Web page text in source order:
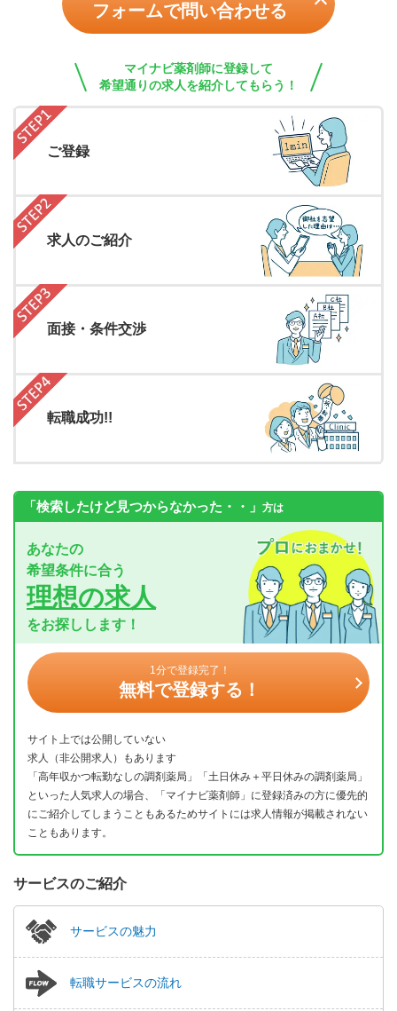
フォームで問い合わせる
マイナビ薬剤師に登録して
希望通りの求人を紹介してもらう！
ご登録
求人のご紹介
面接・条件交渉
転職成功!!
「検索したけど見つからなかった・・」 方は
あなたの
希望条件に合う
理想の求人
をお探しします！
1分で登録完了！
無料で登録する！
サイト上では公開していない
求人（非公開求人）もあります
「高年収かつ転勤なしの調剤薬局」「土日休み＋平日休みの調剤薬局」
といった人気求人の場合、「マイナビ薬剤師」に登録済みの方に優先的
にご紹介してしまうこともあるためサイトには求人情報が掲載されない
こともあります。
サービスのご紹介
サービスの魅力
転職サービスの流れ